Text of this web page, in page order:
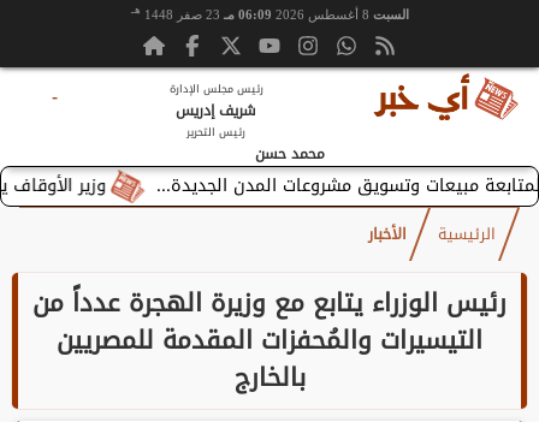
السبت 06:09 مـ 23 صفر 1448 هـ
رئيس مجلس الإدارة
شريف إدريس
رئيس التحرير
محمد حسن
-
وزير الأوقاف
الرئيسية الأخبار
رئيس الوزراء يتابع مع وزيرة الهجرة عدداً من
التيسيرات والمُحفزات المقدمة للمصريين
بالخارج